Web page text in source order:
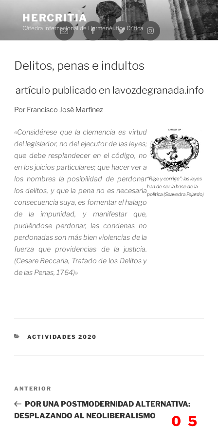
contenido
HERCRITIA
Cátedra Internacional de Hermenéutica Crítica
Delitos, penas e indultos
artículo publicado en lavozdegranada.info
Por Francisco José Martínez
“Rige y corrige”: las leyes
han de ser la base de la
política (Saavedra Fajardo)
«Considérese que la clemencia es virtud
del legislador, no del ejecutor de las leyes;
que debe resplandecer en el código, no
en los juicios particulares; que hacer ver a
los hombres la posibilidad de perdonar
los delitos, y que la pena no es necesaria
consecuencia suya, es fomentar el halago
de la impunidad, y manifestar que,
pudiéndose perdonar, las condenas no
perdonadas son más bien violencias de la
fuerza que providencias de la justicia.
(Cesare Beccaria, Tratado de los Delitos y
de las Penas, 1764)»
CATEGORÍAS
ACTIVIDADES 2020
Navegación
entradas
Entrada
anterior:
ANTERIOR
POR UNA POSTMODERNIDAD ALTERNATIVA:
DESPLAZANDO AL NEOLIBERALISMO
05
Correo
electrónico
FacebookTwitter Instagram